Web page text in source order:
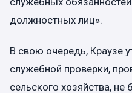
должностных лиц».
В свою очередь, Краузе
служебной проверки,
сельского хозяйства, не